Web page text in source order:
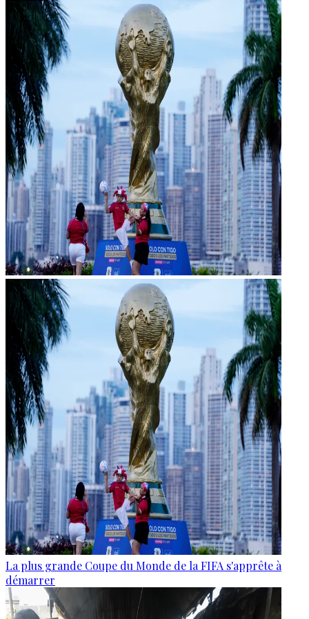
La plus grande Coupe du Monde de la FIFA s'apprête à
démarrer